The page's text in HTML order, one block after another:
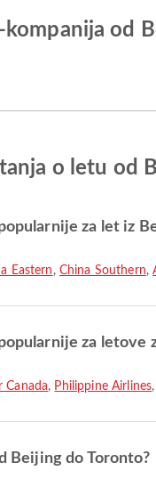
od
o letu od
za let iz
Eastern , China Southern,
za letove
Canada, Philippine Airlines
Beijing do Toronto?